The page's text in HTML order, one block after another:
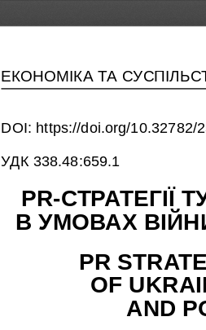
ЕКОНОМІКА ТА
DOI: https://doi.org/10.32782/
УДК 338.48:659.1
PR-СТРАТЕГІЇ
В УМОВАХ
PR
OF
AND